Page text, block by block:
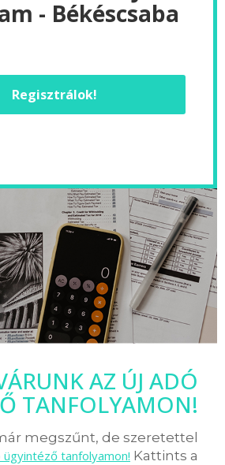
- Békéscsaba
Regisztrálok!
AZ ÚJ ADÓ
TANFOLYAMON!
megszűnt, de szeretettel
ügyintéző tanfolyamon! Kattints a